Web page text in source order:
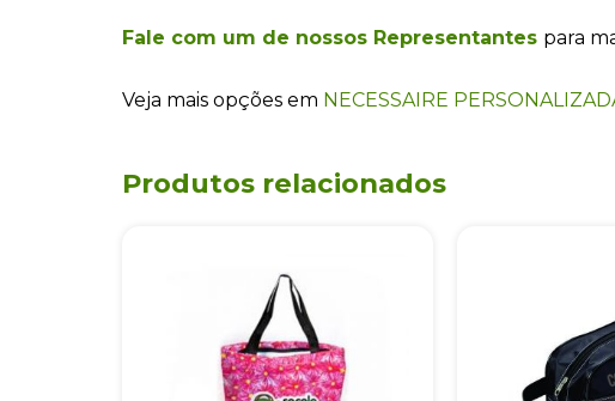
Fale com um de nossos Representantes para
Veja mais opções em NECESSAIRE
Produtos relacionados
A